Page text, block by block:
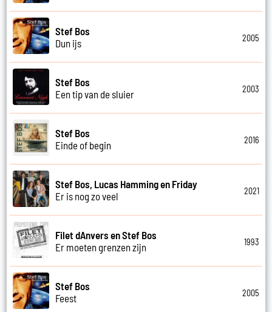
Stef Bos
Dun ijs
2005
Stef Bos
Een tip van de sluier
2003
Stef Bos
Einde of begin
2016
Stef Bos, Lucas Hamming en Friday
Er is nog zo veel
2021
Filet dAnvers en Stef Bos
Er moeten grenzen zijn
1993
Stef Bos
Feest
2005